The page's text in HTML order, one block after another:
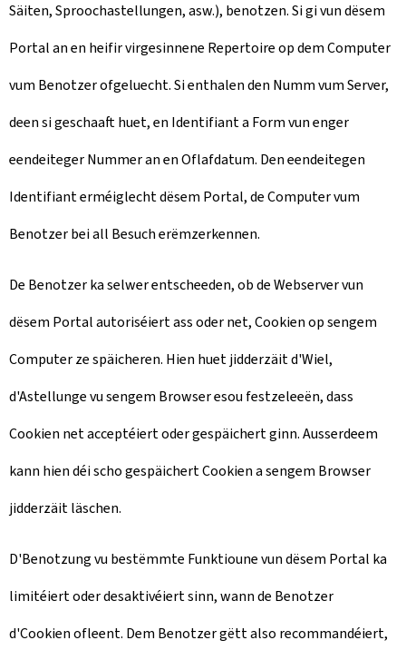
Säiten, Sproochastellungen, asw.), benotzen. Si gi vun dësem
Portal an en heifir virgesinnene Repertoire op dem Computer
vum Benotzer ofgeluecht. Si enthalen den Numm vum Server,
deen si geschaaft huet, en Identifiant a Form vun enger
eendeiteger Nummer an en Oflafdatum. Den eendeitegen
Identifiant erméiglecht dësem Portal, de Computer vum
Benotzer bei all Besuch erëmzerkennen.
De Benotzer ka selwer entscheeden, ob de Webserver vun
dësem Portal autoriséiert ass oder net, Cookien op sengem
Computer ze späicheren. Hien huet jidderzäit d'Wiel,
d'Astellunge vu sengem Browser esou festzeleeën, dass
Cookien net acceptéiert oder gespäichert ginn. Ausserdeem
kann hien déi scho gespäichert Cookien a sengem Browser
jidderzäit läschen.
D'Benotzung vu bestëmmte Funktioune vun dësem Portal ka
limitéiert oder desaktivéiert sinn, wann de Benotzer
d'Cookien ofleent. Dem Benotzer gëtt also recommandéiert,